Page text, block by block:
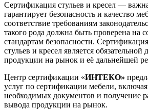
Сертификация стульев и кресел —
гарантирует безопасность и качество
соответствие требованиям
такого рода должна быть проверена на
стандартам безопасности.
стульев и кресел является обязательной
продукции на рынок и её дальнейшей
Центр сертификации «ИНТЕКО»
услуг по сертификации мебели,
необходимых документов и получение
вывода продукции на рынок.